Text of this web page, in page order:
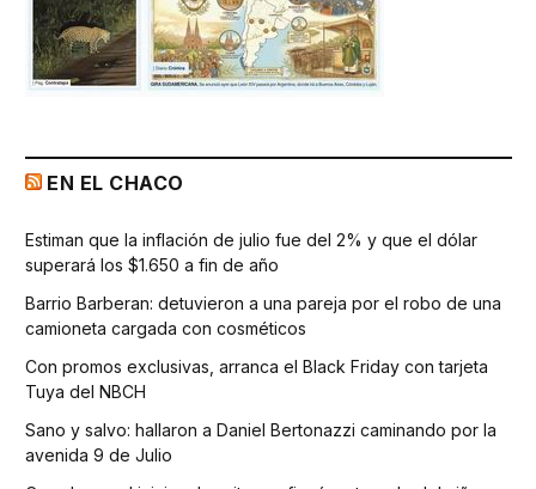
EN EL CHACO
Estiman que la inflación de julio fue del 2% y que el dólar
superará los $1.650 a fin de año
Barrio Barberan: detuvieron a una pareja por el robo de una
camioneta cargada con cosméticos
Con promos exclusivas, arranca el Black Friday con tarjeta
Tuya del NBCH
Sano y salvo: hallaron a Daniel Bertonazzi caminando por la
avenida 9 de Julio